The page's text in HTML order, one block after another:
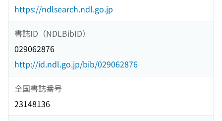
https://ndlsearch.ndl.go.jp
書誌ID（NDLBibID）
029062876
http://id.ndl.go.jp/bib/029062876
全国書誌番号
23148136